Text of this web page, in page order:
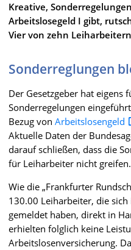
Kreative,
Arbeitslosegeld I gibt,
Vier von zehn
Sonderreglungen
Der Gesetzgeber hat
Sonderregelungen
Bezug von Arbeitslosengeld
Aktuelle Daten der
darauf schließen, dass die
für Leiharbeiter nicht greifen.
Wie die „Frankfurter
130.00 Leiharbeiter, die
gemeldet haben, direkt in
erhielten folglich keine
Arbeitslosenversicherung.